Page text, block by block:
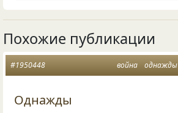
Похожие публикации
война однажды
#1950448
Однажды